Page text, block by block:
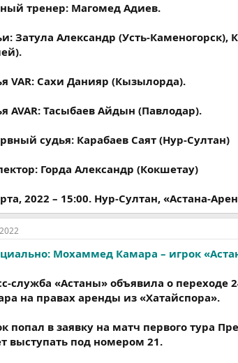
тренер: Магомед Адиев.
Затула Александр (Усть-
VAR: Сахи Данияр (Кызылорда).
AVAR: Тасыбаев Айдын (Павлодар).
судья: Карабаев Саят (Нур-Султан)
Горда Александр (Кокшетау)
2022 – 15:00. Нур-Султан, «Астана-
Мохаммед Камара – игрок
служба «Астаны» объявила о переходе
на правах аренды из «Хатайспора».
попал в заявку на матч первого тура
выступать под номером 21.